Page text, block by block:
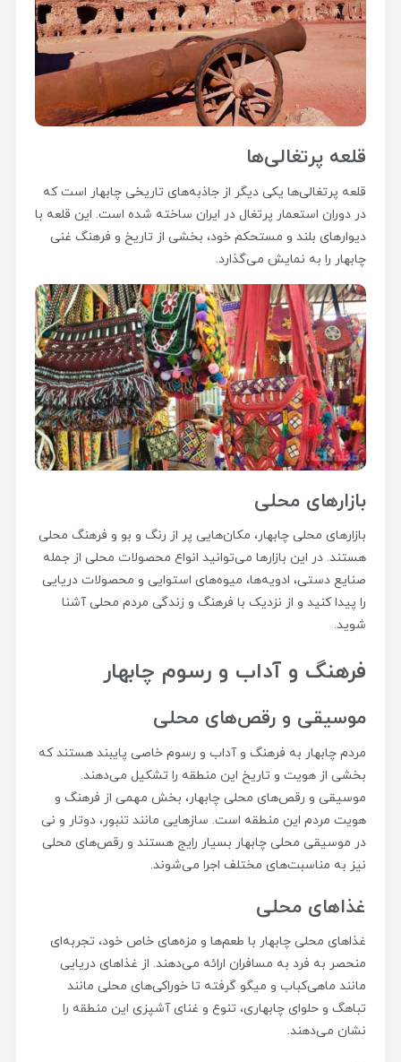
قلعه پرتغالی‌ها
قلعه پرتغالی‌ها یکی دیگر از جاذبه‌های تاریخی چابهار است که
در دوران استعمار پرتغال در ایران ساخته شده است. این قلعه با
دیوارهای بلند و مستحکم خود، بخشی از تاریخ و فرهنگ غنی
چابهار را به نمایش می‌گذارد.
بازارهای محلی
بازارهای محلی چابهار، مکان‌هایی پر از رنگ و بو و فرهنگ محلی
هستند. در این بازارها می‌توانید انواع محصولات محلی از جمله
صنایع دستی، ادویه‌ها، میوه‌های استوایی و محصولات دریایی
را پیدا کنید و از نزدیک با فرهنگ و زندگی مردم محلی آشنا
شوید.
فرهنگ و آداب و رسوم چابهار
موسیقی و رقص‌های محلی
مردم چابهار به فرهنگ و آداب و رسوم خاصی پایبند هستند که
بخشی از هویت و تاریخ این منطقه را تشکیل می‌دهند.
موسیقی و رقص‌های محلی چابهار، بخش مهمی از فرهنگ و
هویت مردم این منطقه است. سازهایی مانند تنبور، دوتار و نی
در موسیقی محلی چابهار بسیار رایج هستند و رقص‌های محلی
نیز به مناسبت‌های مختلف اجرا می‌شوند.
غذاهای محلی
غذاهای محلی چابهار با طعم‌ها و مزه‌های خاص خود، تجربه‌ای
منحصر به فرد به مسافران ارائه می‌دهند. از غذاهای دریایی
مانند ماهی‌کباب و میگو گرفته تا خوراکی‌های محلی مانند
تباهگ و حلوای چابهاری، تنوع و غنای آشپزی این منطقه را
نشان می‌دهند.